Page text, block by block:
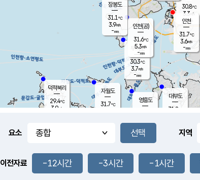
풍도
3.7m/s
무의도
30.3℃
3.7m/s
-mm
영흥도
자월도
31.7℃
장봉도
31.1℃
3.9m/s
-mm
대부도
31.8
-
30.8℃
3.3 m/s
-mm
덕적북리
29.4℃
3.9m/s
인천(공)
31.6℃
5.3m/s
-mm
인천
31.7℃
3.6m/s
-mm
요소 지역
이전자료 -12시간 -3시간 -1시간